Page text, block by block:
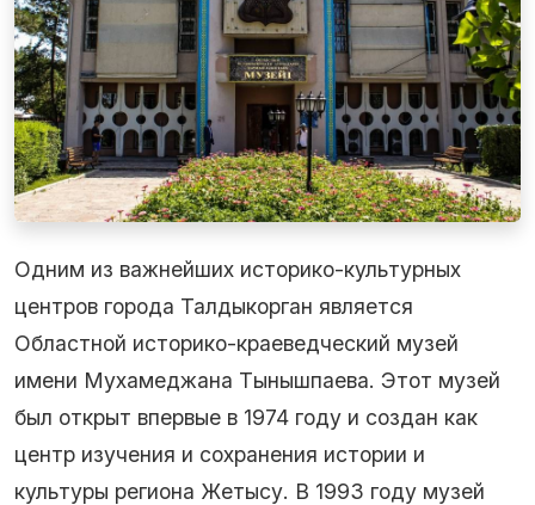
Одним из важнейших историко-культурных
центров города Талдыкорган является
Областной историко-краеведческий музей
имени Мухамеджана Тынышпаева. Этот музей
был открыт впервые в 1974 году и создан как
центр изучения и сохранения истории и
культуры региона Жетысу. В 1993 году музей